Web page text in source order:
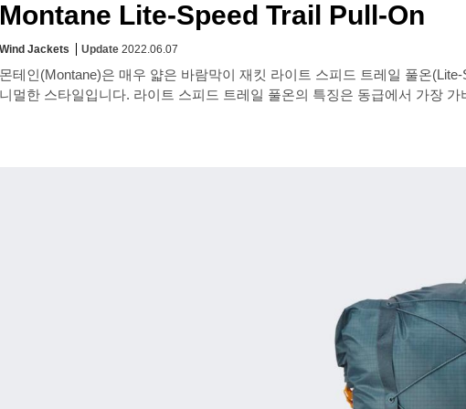
Montane Lite-Speed Trail Pull-On
Wind Jackets Update 2022.06.07
몬테인(Montane)은 매우 얇은 바람막이 재킷 라이트 스피드 트레일 풀온
니멀한 스타일입니다. 라이트 스피드 트레일 풀온의 특징은 동급에서